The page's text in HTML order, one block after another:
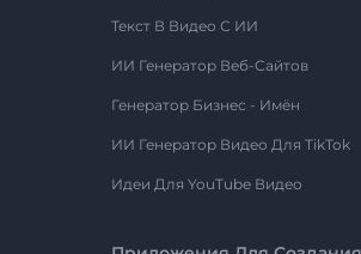
Текст В Видео С ИИ
ИИ Генератор Веб-Сайтов
Генератор Бизнес - Имён
ИИ Генератор Видео Для TikTok
Идеи Для YouTube Видео